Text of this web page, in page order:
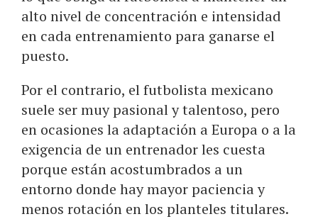
alto nivel de concentración e intensidad
en cada entrenamiento para ganarse el
puesto.
Por el contrario, el futbolista mexicano
suele ser muy pasional y talentoso, pero
en ocasiones la adaptación a Europa o a la
exigencia de un entrenador les cuesta
porque están acostumbrados a un
entorno donde hay mayor paciencia y
menos rotación en los planteles titulares.